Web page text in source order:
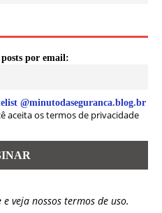
posts por email:
@minutodaseguranca.blog.br
aceita os termos de privacidade
e veja nossos termos de uso.